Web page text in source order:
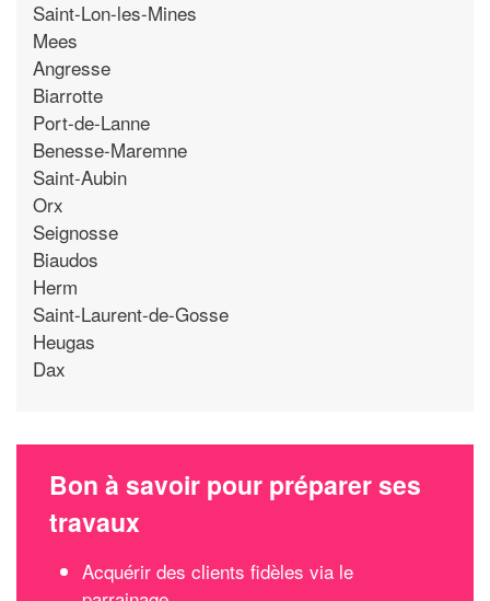
Saint-Lon-les-Mines
Mees
Angresse
Biarrotte
Port-de-Lanne
Benesse-Maremne
Saint-Aubin
Orx
Seignosse
Biaudos
Herm
Saint-Laurent-de-Gosse
Heugas
Dax
Bon à savoir pour préparer ses
travaux
Acquérir des clients fidèles via le